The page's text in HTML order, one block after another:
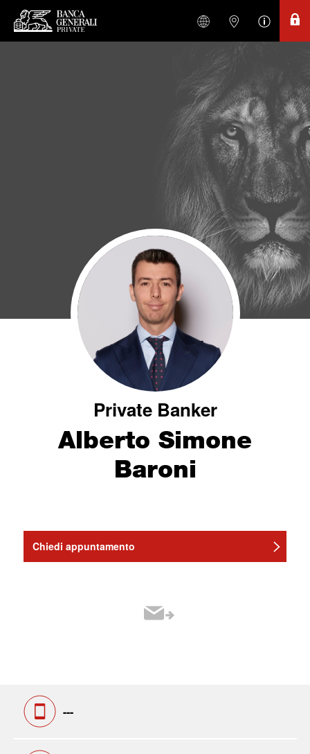
Private Banker
Alberto Simone
Baroni
Chiedi appuntamento
---